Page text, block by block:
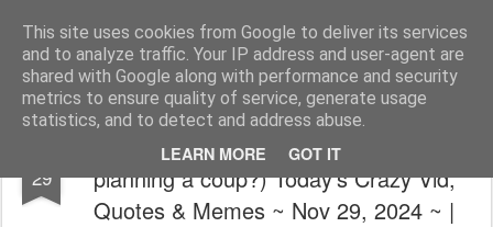
This site uses cookies from Google to deliver its services
and to analyze traffic. Your IP address and user-agent are
shared with Google along with performance and security
metrics to ensure quality of service, generate usage
statistics, and to detect and address abuse.
LEARN MORE GOT IT
The universe is eternal, infinite and vibrant, a conscious cosmos
Pages
29
😎🥳😵(UFOs invade D.C. like in 1952
planning a coup?) Today's Crazy Vid,
Quotes & Memes ~ Nov 29, 2024 ~ |